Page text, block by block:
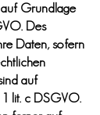
Grundlage
Des
Daten, sofern
auf
lit. c DSGVO.